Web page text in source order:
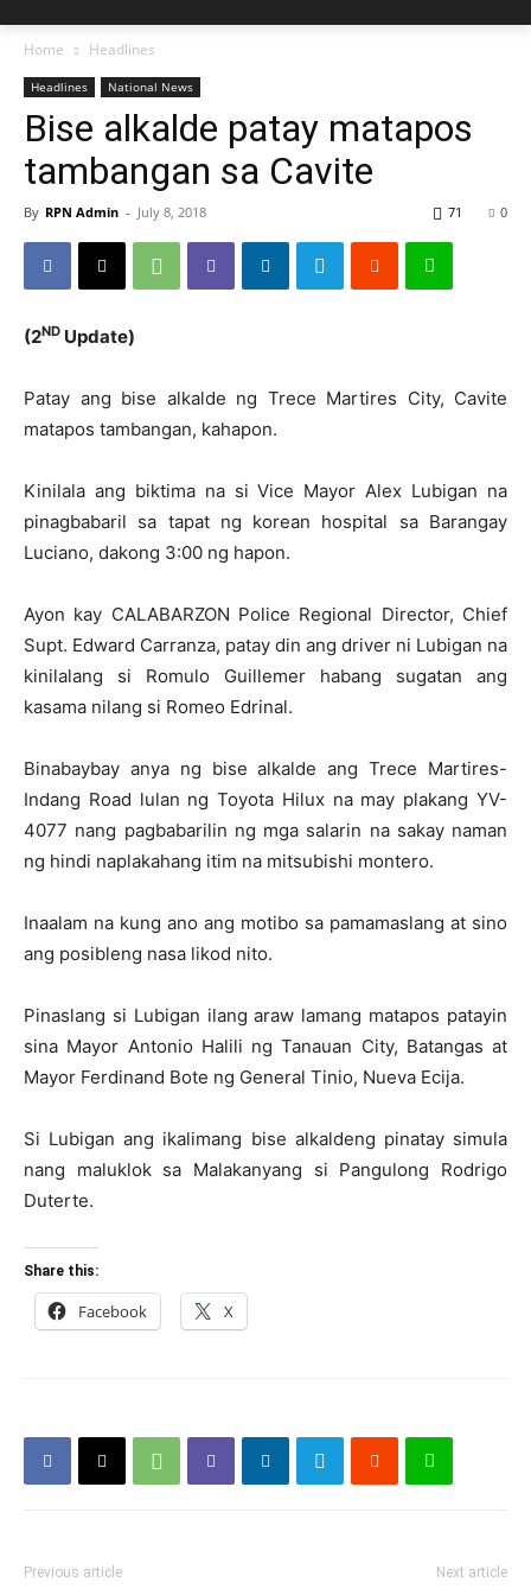
Home Headlines
Headlines National News
Bise alkalde patay matapos
tambangan sa Cavite
By RPN Admin - July 8, 2018 0
71
(2ND Update)
Patay ang bise alkalde ng Trece Martires City, Cavite
matapos tambangan, kahapon.
Kinilala ang biktima na si Vice Mayor Alex Lubigan na
pinagbabaril sa tapat ng korean hospital sa Barangay
Luciano, dakong 3:00 ng hapon.
Ayon kay CALABARZON Police Regional Director, Chief
Supt. Edward Carranza, patay din ang driver ni Lubigan na
kinilalang si Romulo Guillemer habang sugatan ang
kasama nilang si Romeo Edrinal.
Binabaybay anya ng bise alkalde ang Trece Martires-
Indang Road lulan ng Toyota Hilux na may plakang YV-
4077 nang pagbabarilin ng mga salarin na sakay naman
ng hindi naplakahang itim na mitsubishi montero.
Inaalam na kung ano ang motibo sa pamamaslang at sino
ang posibleng nasa likod nito.
Pinaslang si Lubigan ilang araw lamang matapos patayin
sina Mayor Antonio Halili ng Tanauan City, Batangas at
Mayor Ferdinand Bote ng General Tinio, Nueva Ecija.
Si Lubigan ang ikalimang bise alkaldeng pinatay simula
nang maluklok sa Malakanyang si Pangulong Rodrigo
Duterte.
Share this:
Facebook X
Previous article Next article